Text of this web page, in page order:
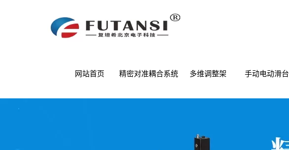
网站首页 精密对准耦合系统 多维调整架 手动电动滑台